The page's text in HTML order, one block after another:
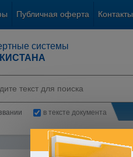
Публичная оферта Контакты
системы
в тексте документа